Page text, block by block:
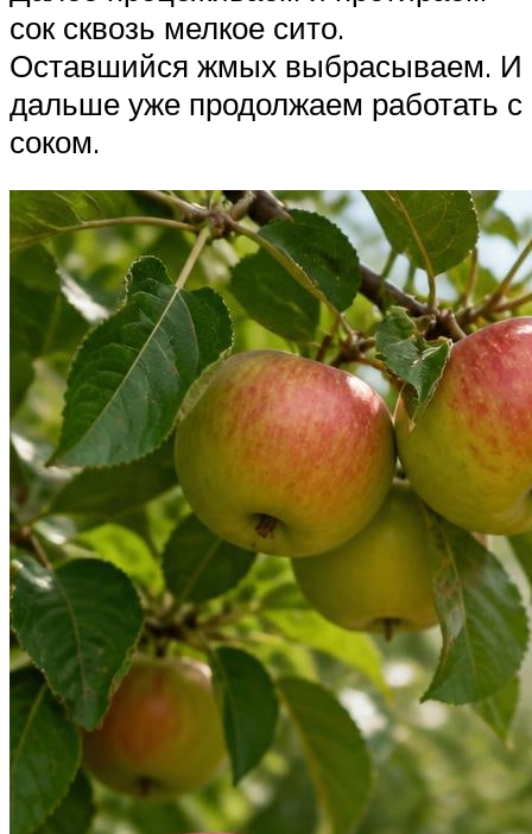
сок сквозь мелкое сито.
Оставшийся жмых выбрасываем. И
дальше уже продолжаем работать с
соком.